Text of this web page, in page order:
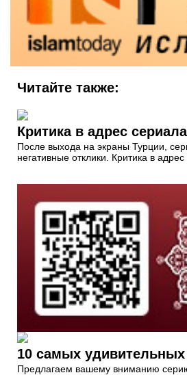
Читайте также:
Критика в адрес
После выхода на экраны Турции,
негативные отклики. Критика в
10 самых
Предлагаем вашему вниманию